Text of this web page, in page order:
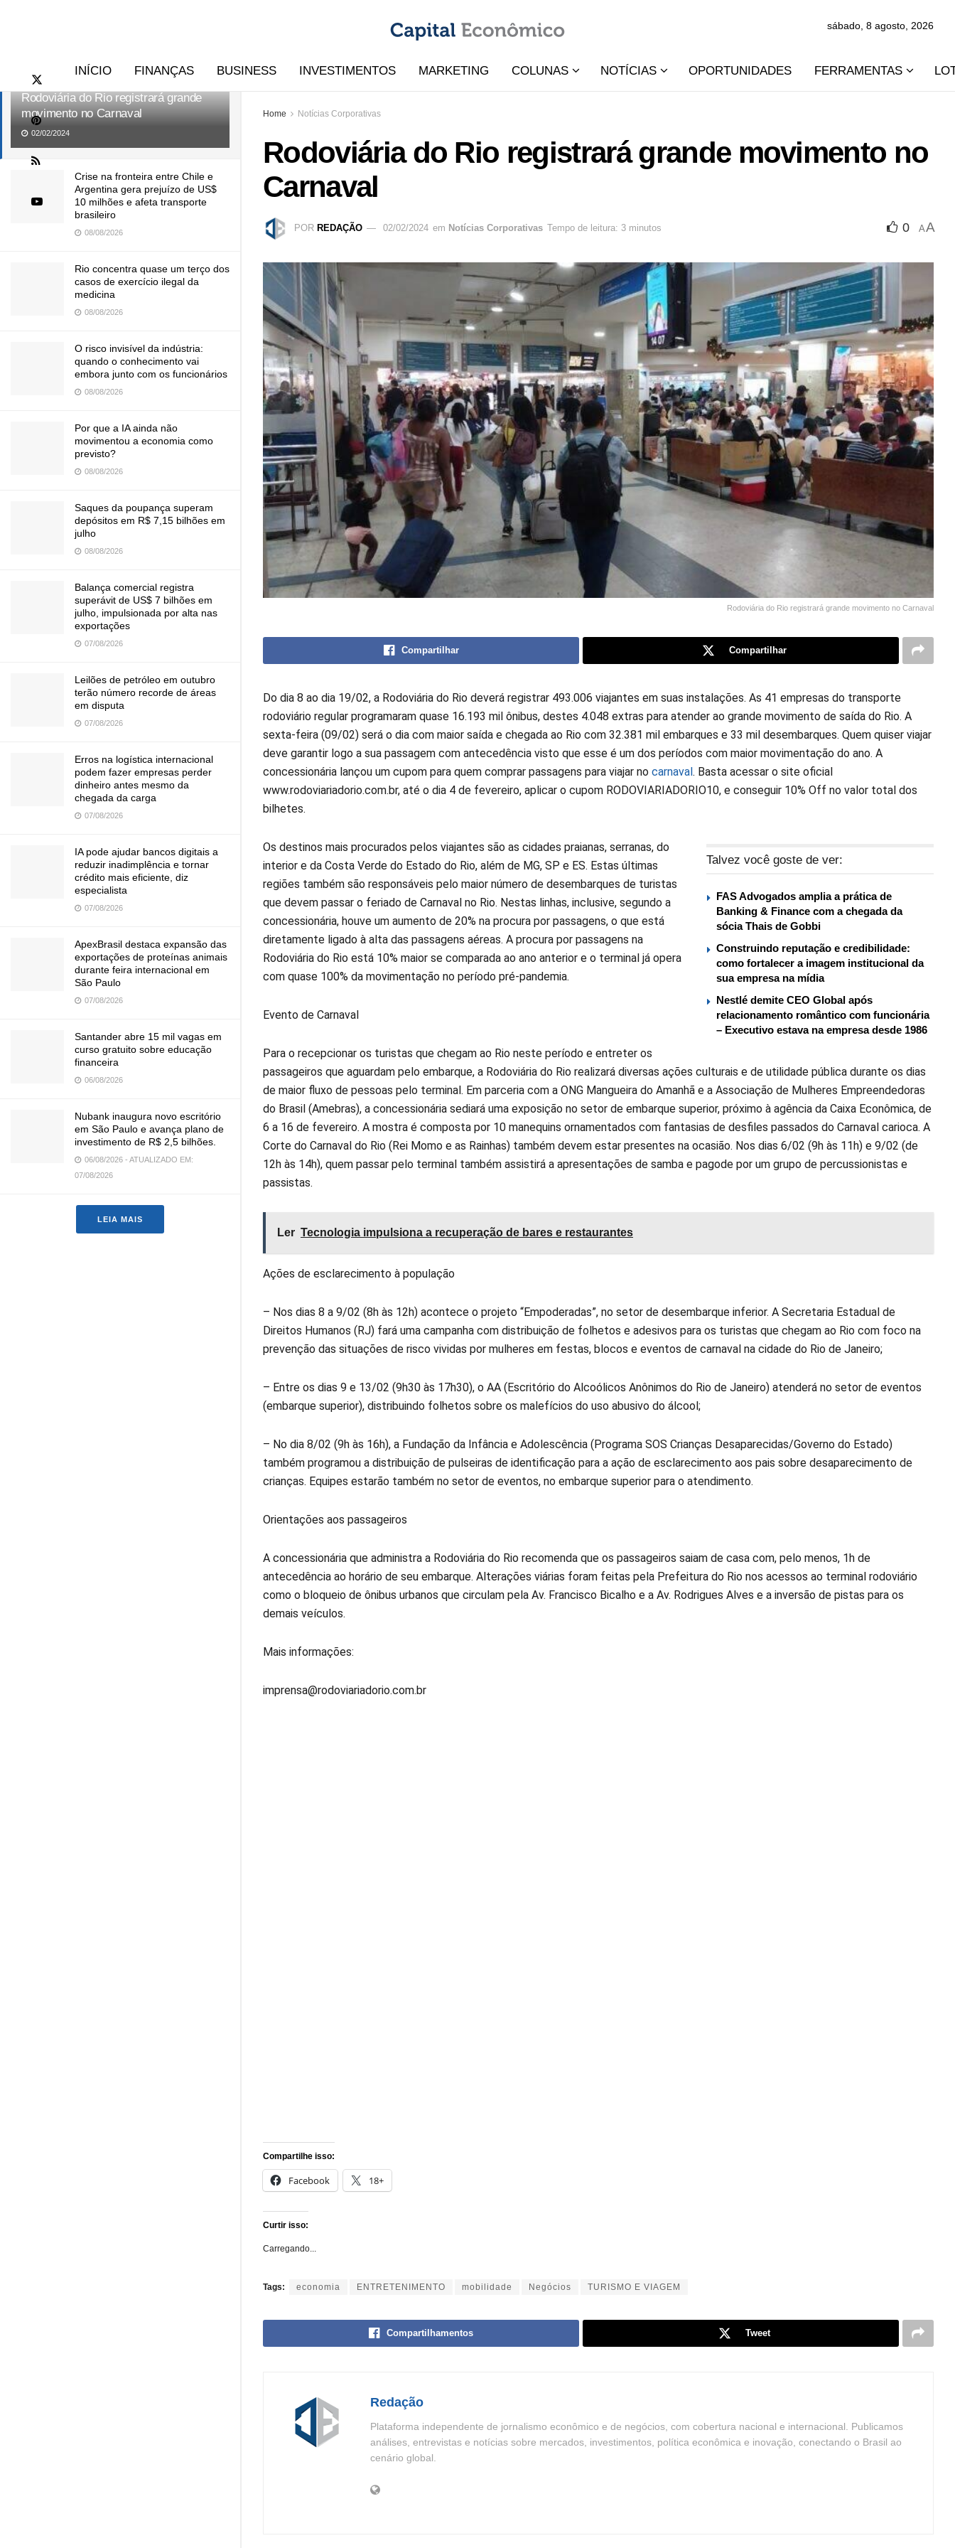
Rodoviária do Rio registrará grande
movimento no Carnaval
02/02/2024
Crise na fronteira entre Chile e
Argentina gera prejuízo de US$
10 milhões e afeta transporte
brasileiro
08/08/2026
Rio concentra quase um terço dos
casos de exercício ilegal da
medicina
08/08/2026
O risco invisível da indústria:
quando o conhecimento vai
embora junto com os funcionários
08/08/2026
Por que a IA ainda não
movimentou a economia como
previsto?
08/08/2026
Saques da poupança superam
depósitos em R$ 7,15 bilhões em
julho
08/08/2026
Balança comercial registra
superávit de US$ 7 bilhões em
julho, impulsionada por alta nas
exportações
07/08/2026
Leilões de petróleo em outubro
terão número recorde de áreas
em disputa
07/08/2026
Erros na logística internacional
podem fazer empresas perder
dinheiro antes mesmo da
chegada da carga
07/08/2026
IA pode ajudar bancos digitais a
reduzir inadimplência e tornar
crédito mais eficiente, diz
especialista
07/08/2026
ApexBrasil destaca expansão das
exportações de proteínas animais
durante feira internacional em
São Paulo
07/08/2026
Santander abre 15 mil vagas em
curso gratuito sobre educação
financeira
06/08/2026
Nubank inaugura novo escritório
em São Paulo e avança plano de
investimento de R$ 2,5 bilhões.
06/08/2026 - ATUALIZADO EM:
07/08/2026
LEIA MAIS
sábado, 8 agosto, 2026
INÍCIO FINANÇAS BUSINESS INVESTIMENTOS MARKETING COLUNAS NOTÍCIAS OPORTUNIDADES FERRAMENTAS
Home Notícias Corporativas
Rodoviária do Rio registrará grande movimento no
Carnaval
POR REDAÇÃO 02/02/2024 em Notícias Corporativas Tempo de leitura: 3 minutos 0 AA
Rodoviária do Rio registrará grande movimento no Carnaval
Compartilhar Compartilhar
Do dia 8 ao dia 19/02, a Rodoviária do Rio deverá registrar 493.006 viajantes em suas instalações. As 41 empresas do transporte
rodoviário regular programaram quase 16.193 mil ônibus, destes 4.048 extras para atender ao grande movimento de saída do Rio. A
sexta-feira (09/02) será o dia com maior saída e chegada ao Rio com 32.381 mil embarques e 33 mil desembarques. Quem quiser viajar
deve garantir logo a sua passagem com antecedência visto que esse é um dos períodos com maior movimentação do ano. A
concessionária lançou um cupom para quem comprar passagens para viajar no carnaval. Basta acessar o site oficial
www.rodoviariadorio.com.br, até o dia 4 de fevereiro, aplicar o cupom RODOVIARIADORIO10, e conseguir 10% Off no valor total dos
bilhetes.
Talvez você goste de ver:
FAS Advogados amplia a prática de
Banking & Finance com a chegada da
sócia Thais de Gobbi
Construindo reputação e credibilidade:
como fortalecer a imagem institucional da
sua empresa na mídia
Nestlé demite CEO Global após
relacionamento romântico com funcionária
– Executivo estava na empresa desde 1986
Os destinos mais procurados pelos viajantes são as cidades praianas, serranas, do
interior e da Costa Verde do Estado do Rio, além de MG, SP e ES. Estas últimas
regiões também são responsáveis pelo maior número de desembarques de turistas
que devem passar o feriado de Carnaval no Rio. Nestas linhas, inclusive, segundo a
concessionária, houve um aumento de 20% na procura por passagens, o que está
diretamente ligado à alta das passagens aéreas. A procura por passagens na
Rodoviária do Rio está 10% maior se comparada ao ano anterior e o terminal já opera
com quase 100% da movimentação no período pré-pandemia.
Evento de Carnaval
Para o recepcionar os turistas que chegam ao Rio neste período e entreter os
passageiros que aguardam pelo embarque, a Rodoviária do Rio realizará diversas ações culturais e de utilidade pública durante os dias
de maior fluxo de pessoas pelo terminal. Em parceria com a ONG Mangueira do Amanhã e a Associação de Mulheres Empreendedoras
do Brasil (Amebras), a concessionária sediará uma exposição no setor de embarque superior, próximo à agência da Caixa Econômica, de
6 a 16 de fevereiro. A mostra é composta por 10 manequins ornamentados com fantasias de desfiles passados do Carnaval carioca. A
Corte do Carnaval do Rio (Rei Momo e as Rainhas) também devem estar presentes na ocasião. Nos dias 6/02 (9h às 11h) e 9/02 (de
12h às 14h), quem passar pelo terminal também assistirá a apresentações de samba e pagode por um grupo de percussionistas e
passistas.
Ler Tecnologia impulsiona a recuperação de bares e restaurantes
Ações de esclarecimento à população
– Nos dias 8 a 9/02 (8h às 12h) acontece o projeto “Empoderadas”, no setor de desembarque inferior. A Secretaria Estadual de
Direitos Humanos (RJ) fará uma campanha com distribuição de folhetos e adesivos para os turistas que chegam ao Rio com foco na
prevenção das situações de risco vividas por mulheres em festas, blocos e eventos de carnaval na cidade do Rio de Janeiro;
– Entre os dias 9 e 13/02 (9h30 às 17h30), o AA (Escritório do Alcoólicos Anônimos do Rio de Janeiro) atenderá no setor de eventos
(embarque superior), distribuindo folhetos sobre os malefícios do uso abusivo do álcool;
– No dia 8/02 (9h às 16h), a Fundação da Infância e Adolescência (Programa SOS Crianças Desaparecidas/Governo do Estado)
também programou a distribuição de pulseiras de identificação para a ação de esclarecimento aos pais sobre desaparecimento de
crianças. Equipes estarão também no setor de eventos, no embarque superior para o atendimento.
Orientações aos passageiros
A concessionária que administra a Rodoviária do Rio recomenda que os passageiros saiam de casa com, pelo menos, 1h de
antecedência ao horário de seu embarque. Alterações viárias foram feitas pela Prefeitura do Rio nos acessos ao terminal rodoviário
como o bloqueio de ônibus urbanos que circulam pela Av. Francisco Bicalho e a Av. Rodrigues Alves e a inversão de pistas para os
demais veículos.
Mais informações:
imprensa@rodoviariadorio.com.br
Compartilhe isso:
Facebook 18+
Curtir isso:
Carregando...
Tags: economia ENTRETENIMENTO mobilidade Negócios TURISMO E VIAGEM
Compartilhamentos Tweet
Redação
Plataforma independente de jornalismo econômico e de negócios, com cobertura nacional e internacional. Publicamos
análises, entrevistas e notícias sobre mercados, investimentos, política econômica e inovação, conectando o Brasil ao
cenário global.